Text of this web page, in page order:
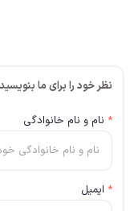
نظر خود را برای ما بنویسید
* نام و نام خانوادگی
* ایمیل